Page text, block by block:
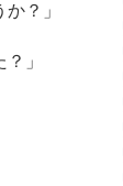
？」
」